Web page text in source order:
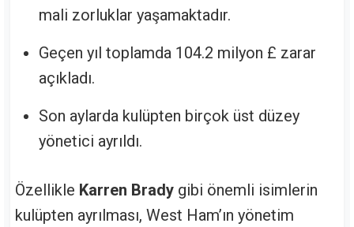
mali zorluklar yaşamaktadır.
Geçen yıl toplamda 104.2 milyon £ zarar
açıkladı.
Son aylarda kulüpten birçok üst düzey
yönetici ayrıldı.
Özellikle Karren Brady gibi önemli isimlerin
kulüpten ayrılması, West Ham’ın yönetim